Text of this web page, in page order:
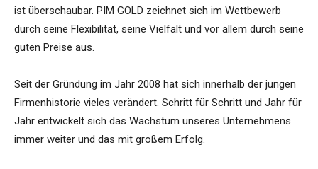
ist überschaubar. PIM GOLD zeichnet sich im Wettbewerb
durch seine Flexibilität, seine Vielfalt und vor allem durch seine
guten Preise aus.
Seit der Gründung im Jahr 2008 hat sich innerhalb der jungen
Firmenhistorie vieles verändert. Schritt für Schritt und Jahr für
Jahr entwickelt sich das Wachstum unseres Unternehmens
immer weiter und das mit großem Erfolg.